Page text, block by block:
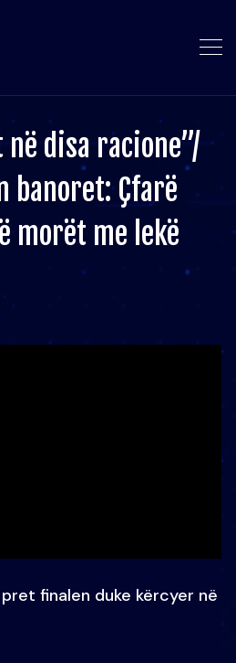
disa racione”/
banoret: Çfarë
morët me lekë
finalen duke kërcyer në